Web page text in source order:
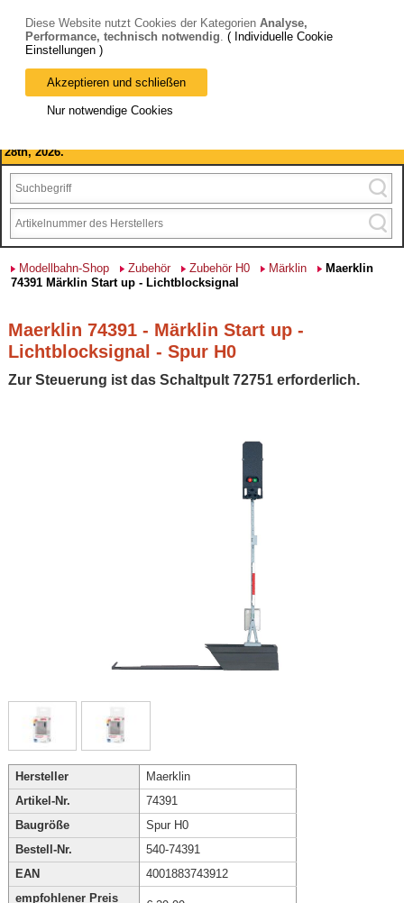
Bitte beachten Sie: wir machen Betriebsferien, vom 03. bis 28.
August 2026 haben wir geschlossen.
28th, 2026.
Modellbahn-Shop Zubehör Zubehör H0 Märklin
Maerklin
74391 Märklin Start up - Lichtblocksignal
Maerklin 74391 - Märklin Start up -
Lichtblocksignal - Spur H0
Zur Steuerung ist das Schaltpult 72751 erforderlich.
Hersteller
Maerklin
Artikel-Nr.
74391
Baugröße
Spur H0
Bestell-Nr.
540-74391
EAN
4001883743912
empfohlener Preis
Diese Website nutzt Cookies der Kategorien Analyse,
Performance, technisch notwendig. ( Individuelle Cookie
Einstellungen )
Akzeptieren und schließen
Nur notwendige Cookies